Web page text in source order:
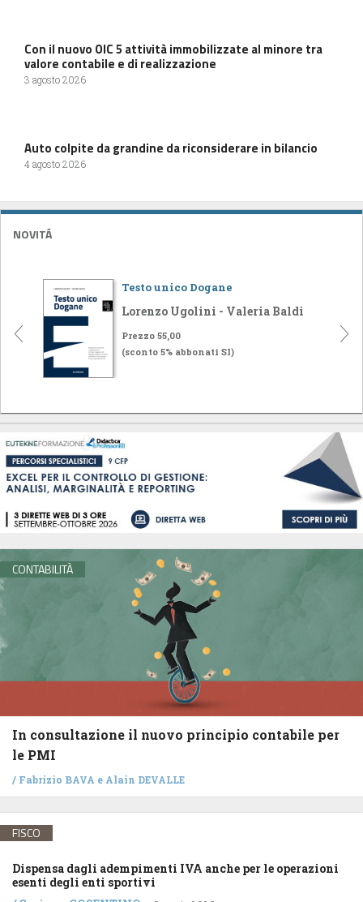
Con il nuovo OIC 5 attività immobilizzate al minore tra
valore contabile e di realizzazione
3 agosto 2026
Auto colpite da grandine da riconsiderare in bilancio
4 agosto 2026
NOVITÁ
Testo unico Dogane
Lorenzo Ugolini - Valeria Baldi
Prezzo 55,00
(sconto 5% abbonati SI)
CONTABILITÀ
In consultazione il nuovo principio contabile per
le PMI
/ Fabrizio BAVA e Alain DEVALLE
FISCO
Dispensa dagli adempimenti IVA anche per le operazioni
esenti degli enti sportivi